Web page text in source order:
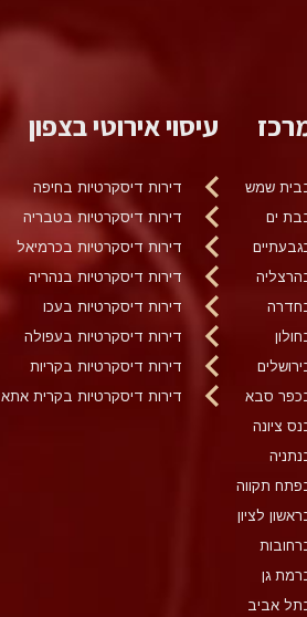
שמש
ים
סבא
ציונה
תקווה
לציון
גן
אביב
עיסוי אירוטי בצפון
דירות דיסקרטיות בחיפה
דירות דיסקרטיות בטבריה
דירות דיסקרטיות בכרמיאל
דירות דיסקרטיות בנהריה
דירות דיסקרטיות בעכו
דירות דיסקרטיות בעפולה
דירות דיסקרטיות בקריות
דירות דיסקרטיות בקרית אתא